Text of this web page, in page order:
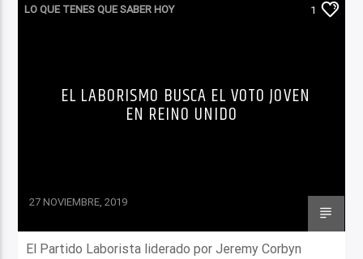
LO QUE TENES QUE SABER HOY 1
EL LABORISMO BUSCA EL VOTO JOVEN
EN REINO UNIDO
27 NOVIEMBRE, 2019
El Partido Laborista liderado por Jeremy Corbyn